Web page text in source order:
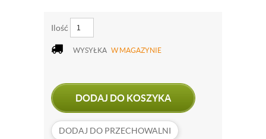
Ilość
WYSYŁKA W MAGAZYNIE
DODAJ DO KOSZYKA
DODAJ DO PRZECHOWALNI